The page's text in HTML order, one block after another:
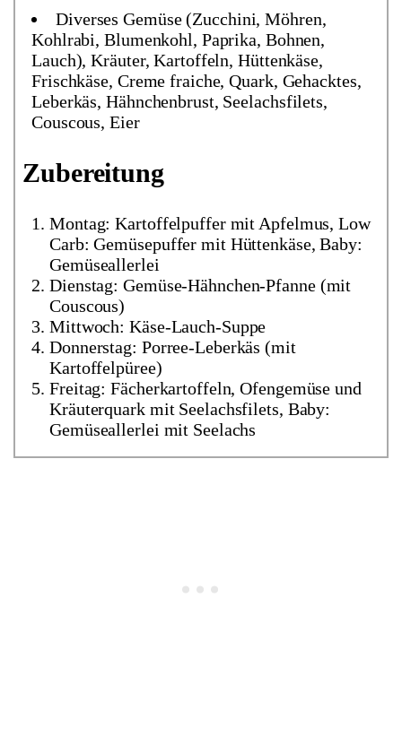
Diverses Gemüse (Zucchini, Möhren,
Kohlrabi, Blumenkohl, Paprika, Bohnen,
Lauch), Kräuter, Kartoffeln, Hüttenkäse,
Frischkäse, Creme fraiche, Quark, Gehacktes,
Leberkäs, Hähnchenbrust, Seelachsfilets,
Couscous, Eier
Zubereitung
Montag: Kartoffelpuffer mit Apfelmus, Low
Carb: Gemüsepuffer mit Hüttenkäse, Baby:
Gemüseallerlei
Dienstag: Gemüse-Hähnchen-Pfanne (mit
Couscous)
Mittwoch: Käse-Lauch-Suppe
Donnerstag: Porree-Leberkäs (mit
Kartoffelpüree)
Freitag: Fächerkartoffeln, Ofengemüse und
Kräuterquark mit Seelachsfilets, Baby:
Gemüseallerlei mit Seelachs